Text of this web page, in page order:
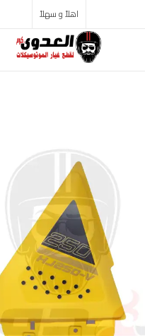
اهلاً و سهلاً